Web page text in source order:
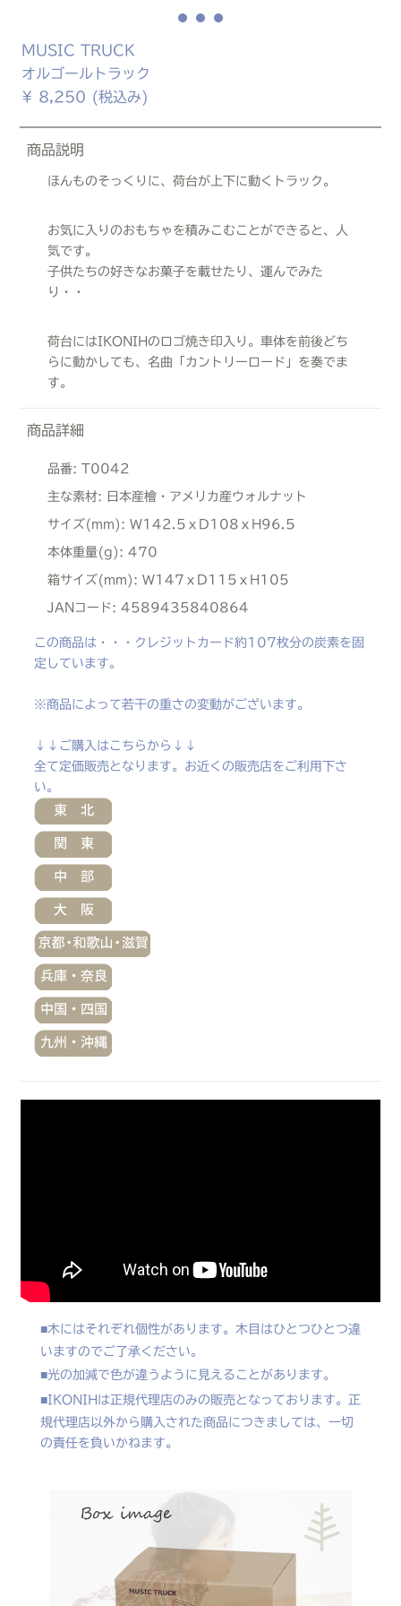
MUSIC TRUCK
オルゴールトラック
¥ 8,250 (税込み)
商品説明
ほんものそっくりに、荷台が上下に動くトラック。
お気に入りのおもちゃを積みこむことができると、人
気です。
子供たちの好きなお菓子を載せたり、運んでみた
り・・
荷台にはIKONIHのロゴ焼き印入り。車体を前後どち
らに動かしても、名曲「カントリーロード」を奏でま
す。
商品詳細
品番: T0042
主な素材: 日本産檜・アメリカ産ウォルナット
サイズ(mm): W142.5ｘD108ｘH96.5
本体重量(g): 470
箱サイズ(mm): W147ｘD115ｘH105
JANコード: 4589435840864
この商品は・・・クレジットカード約107枚分の炭素を固
定しています。
※商品によって若干の重さの変動がございます。
↓↓ご購入はこちらから↓↓
全て定価販売となります。お近くの販売店をご利用下さ
い。
木にはそれぞれ個性があります。木目はひとつひとつ違
いますのでご了承ください。
光の加減で色が違うように見えることがあります。
IKONIHは正規代理店のみの販売となっております。正
規代理店以外から購入された商品につきましては、一切
の責任を負いかねます。